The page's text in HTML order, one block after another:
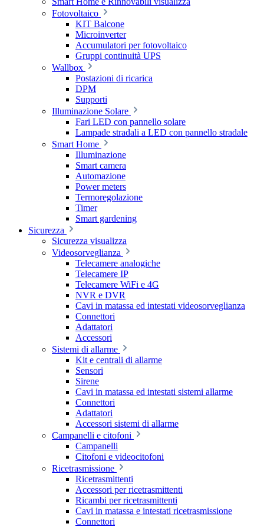
Fotovoltaico
KIT Balcone
Microinverter
Accumulatori per fotovoltaico
Gruppi continuità UPS
Wallbox
Postazioni di ricarica
DPM
Supporti
Illuminazione Solare
Fari LED con pannello solare
Lampade stradali a LED con pannello stradale
Smart Home
Illuminazione
Smart camera
Automazione
Power meters
Termoregolazione
Timer
Smart gardening
Sicurezza
Sicurezza visualizza
Videosorveglianza
Telecamere analogiche
Telecamere IP
Telecamere WiFi e 4G
NVR e DVR
Cavi in matassa ed intestati videosorveglianza
Connettori
Adattatori
Accessori
Sistemi di allarme
Kit e centrali di allarme
Sensori
Sirene
Cavi in matassa ed intestati sistemi allarme
Connettori
Adattatori
Accessori sistemi di allarme
Campanelli e citofoni
Campanelli
Citofoni e videocitofoni
Ricetrasmissione
Ricetrasmittenti
Accessori per ricetrasmittenti
Ricambi per ricetrasmittenti
Cavi in matassa e intestati ricetrasmissione
Connettori